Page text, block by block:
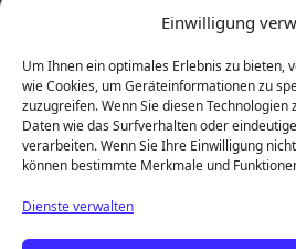
Einwilligung
Um Ihnen ein optimales Erlebnis zu bieten,
wie Cookies, um Geräteinformationen zu
zuzugreifen. Wenn Sie diesen
Daten wie das Surfverhalten oder
verarbeiten. Wenn Sie Ihre Einwilligung
können bestimmte Merkmale und
Dienste verwalten